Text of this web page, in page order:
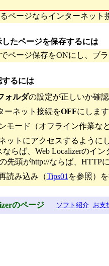
ページならインターネット
たページを保存するには
ページ保存をONにし、ブ
るには
ォルダの設定が正しいか確
ーネット接続をOFFにしま
モード（オフライン作業な
ットにアクセスするように
らば、Web Localizerのイ
先頭がhttp://ならば、HTTP
読み込み（Tips01 を参照）
のページ ソフト紹介 お支